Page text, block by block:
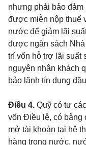
nhưng phải bảo đảm
được miễn nộp thuế
nước để giảm lãi
được ngân sách
trí vốn hỗ trợ lãi suất
nguyên nhân khách
bảo lãnh tín dụng
Điều 4. Quỹ có tư
vốn Điều lệ, có bảng
mở tài khoản tại hệ
hàng trong nước,